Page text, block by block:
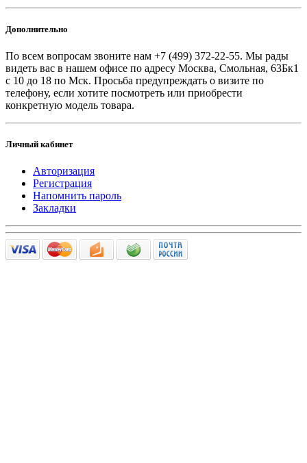
Дополнительно
По всем вопросам звоните нам +7 (499) 372-22-55. Мы рады
видеть вас в нашем офисе по адресу Москва, Смольная, 63Бк1
с 10 до 18 по Мск. Просьба предупреждать о визите по
телефону, если хотите посмотреть или приобрести
конкретную модель товара.
Личный кабинет
Авторизация
Регистрация
Напомнить пароль
Закладки